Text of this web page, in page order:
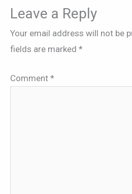
Leave a Reply
Your email address will not be
fields are marked *
Comment *